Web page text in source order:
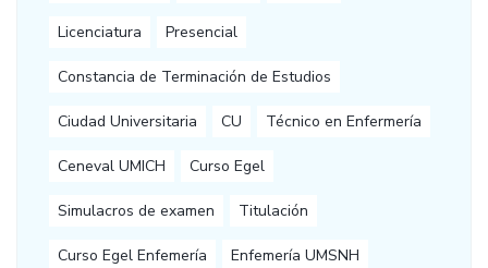
Licenciatura Presencial
Constancia de Terminación de Estudios
Ciudad Universitaria CU Técnico en Enfermería
Ceneval UMICH Curso Egel
Simulacros de examen Titulación
Curso Egel Enfemería Enfemería UMSNH